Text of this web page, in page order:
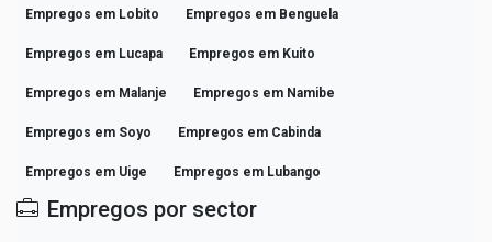
Empregos em Lobito Empregos em Benguela
Empregos em Lucapa Empregos em Kuito
Empregos em Malanje Empregos em Namibe
Empregos em Soyo Empregos em Cabinda
Empregos em Uige Empregos em Lubango
Empregos por sector